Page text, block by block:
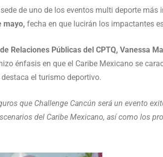
de uno de los eventos multi deporte más
mayo, fecha en que lucirán los impactantes
Relaciones Públicas del CPTQ, Vanessa
énfasis en que el Caribe Mexicano se
el turismo deportivo.
que Challenge Cancún será un evento
del Caribe Mexicano, así como los